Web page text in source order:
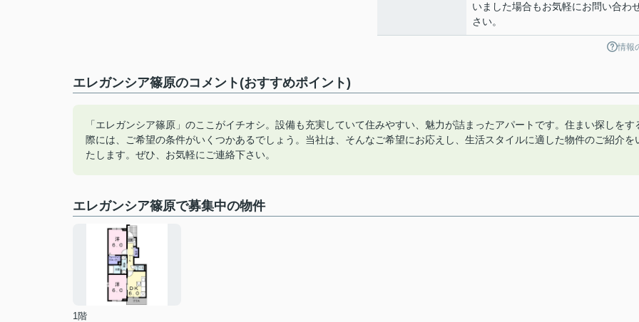
いました場合もお気軽にお問い合わ
さい。
情報
エレガンシア篠原のコメント(おすすめポイント)
「エレガンシア篠原」のここがイチオシ。設備も充実していて住みやすい、魅力が詰まったアパートです。住まい探しをす
際には、ご希望の条件がいくつかあるでしょう。当社は、そんなご希望にお応えし、生活スタイルに適した物件のご紹介を
たします。ぜひ、お気軽にご連絡下さい。
エレガンシア篠原で募集中の物件
1階